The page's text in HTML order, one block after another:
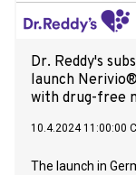
Dr. Reddy's
launch
with drug-free
10.4.2024 11:00:00
The launch in